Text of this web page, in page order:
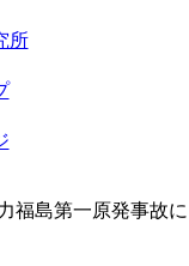
所
島第一原発事故